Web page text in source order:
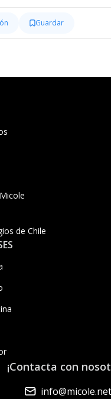
Guardar
de Chile
¡Contacta con
info@micole.net